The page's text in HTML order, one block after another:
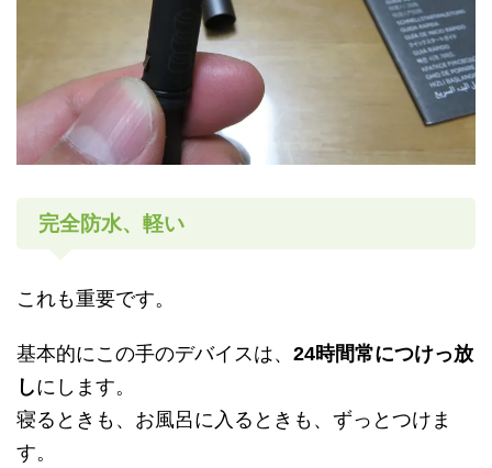
完全防水、軽い
これも重要です。
基本的にこの手のデバイスは、 24時間常につけっ放
しにします。
寝るときも、お風呂に入るときも、ずっとつけま
す。